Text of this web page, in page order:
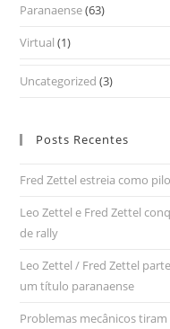
Paranaense(63)
Virtual (1)
Uncategorized (3)
Posts Recentes
Fred Zettel estreia como
Leo Zettel e Fred Zettel
de rally
Leo Zettel / Fred Zettel
um título paranaense
Problemas mecânicos